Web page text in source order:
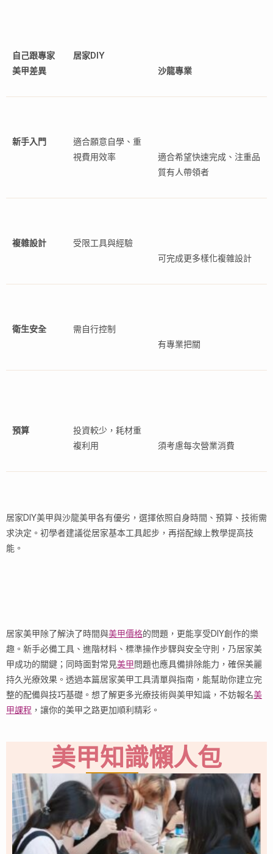
自己跟專家
美甲差異
居家DIY
沙龍專業
新手入門
適合願意自學、重
視費用效率
適合希望快速完成、注重品
質有人帶領者
複雜設計
受限工具與經驗
可完成更多樣化複雜設計
衛生安全
需自行控制
有專業把關
預算
投資較少，耗材重
複利用
須考慮每次營業消費
居家DIY美甲與沙龍美甲各有優劣，選擇依照自身時間、預算、技術需
求決定。初學者建議從居家基本工具起步，再搭配線上教學提高技
能。
居家美甲除了解決了時間與美甲價格的問題，更能享受DIY創作的樂
趣。新手必備工具、進階材料、標準操作步驟與安全守則，乃居家美
甲成功的關鍵；同時面對常見美甲問題也應具備排除能力，確保美麗
持久光療效果。透過本篇居家美甲工具清單與指南，能幫助你建立完
整的配備與技巧基礎。想了解更多光療技術與美甲知識，不妨報名美
甲課程 ，讓你的美甲之路更加順利精彩。
美甲知識懶人包